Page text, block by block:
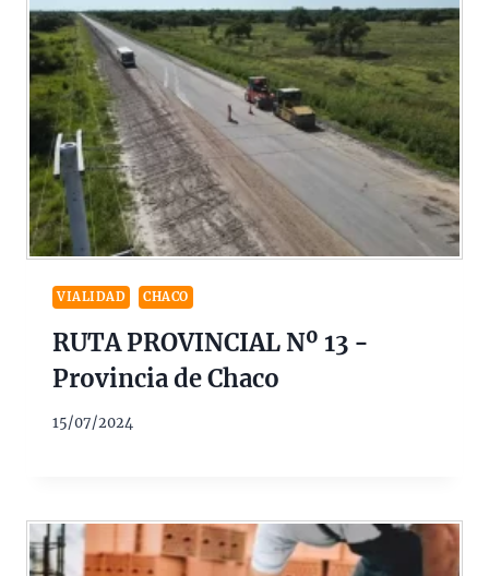
VIALIDAD CHACO
RUTA PROVINCIAL Nº 13 -
Provincia de Chaco
15/07/2024